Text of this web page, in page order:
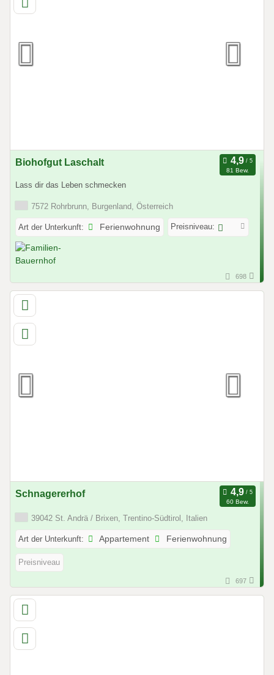
Biohofgut Laschalt
81 Bew.
Lass dir das Leben schmecken
7572 Rohrbrunn, Burgenland, Österreich
Art der Unterkunft: Ferienwohnung Preisniveau:
698
Schnagererhof
60 Bew.
39042 St. Andrä / Brixen, Trentino-Südtirol, Italien
Art der Unterkunft: Appartement Ferienwohnung
Preisniveau
697